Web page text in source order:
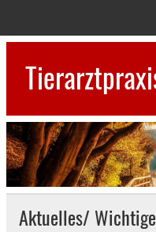
Aktuelles/